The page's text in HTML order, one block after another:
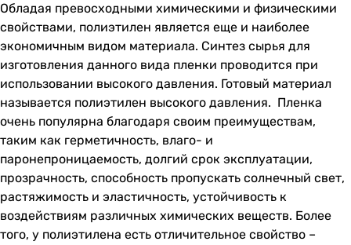
Обладая превосходными химическими и физическими
свойствами, полиэтилен является еще и наиболее
экономичным видом материала. Синтез сырья для
изготовления данного вида пленки проводится при
использовании высокого давления. Готовый материал
называется полиэтилен высокого давления. Пленка
очень популярна благодаря своим преимуществам,
таким как герметичность, влаго- и
паронепроницаемость, долгий срок эксплуатации,
прозрачность, способность пропускать солнечный свет,
растяжимость и эластичность, устойчивость к
воздействиям различных химических веществ. Более
того, у полиэтилена есть отличительное свойство –